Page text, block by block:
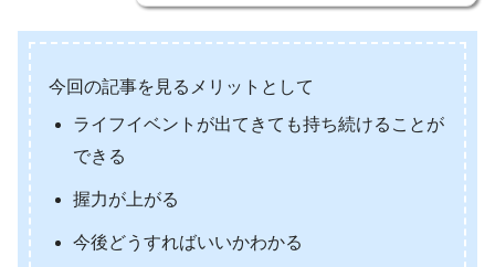
今回の記事を見るメリットとして
ライフイベントが出てきても持ち続けることが
できる
握力が上がる
今後どうすればいいかわかる